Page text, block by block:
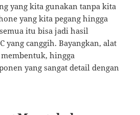
yang kita gunakan tanpa kita
yang kita pegang hingga
itu bisa jadi hasil
yang canggih. Bayangkan, alat
hingga
yang sangat detail dengan